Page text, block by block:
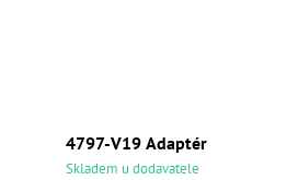
4797-V19 Adaptér
Skladem u dodavatele